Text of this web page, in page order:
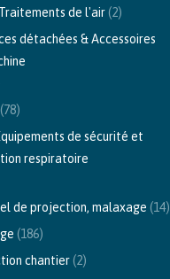
Traitements de l'air(2)
détachées & Accessoires
(78)
de sécurité et
respiratoire
de projection, malaxage (14)
(186)
chantier(2)